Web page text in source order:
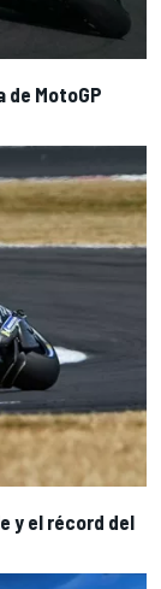
de MotoGP
y el récord del